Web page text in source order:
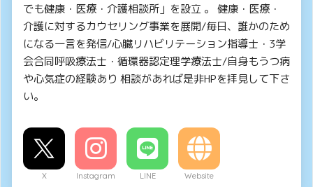
でも健康・医療・介護相談所」を設立 。 健康・医療・
介護に対するカウセリング事業を展開/毎日、誰かのため
になる一言を発信/心臓リハビリテーション指導士・3学
会合同呼吸療法士・循環器認定理学療法士/自身もうつ病
や心気症の経験あり 相談があれば是非HPを拝見して下さ
い。
X Instagram LINE Website